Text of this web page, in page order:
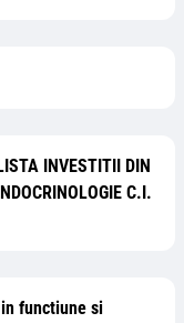
INVESTITII DIN
C.I.
functiune si